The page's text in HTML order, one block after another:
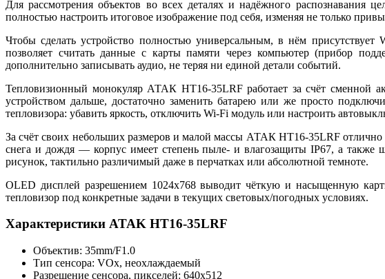
Для рассмотрения объектов во всех деталях и надёжного распознавания
полностью настроить итоговое изображение под себя, изменяя не только
Чтобы сделать устройство полностью универсальным, в нём
позволяет считать данные с карты памяти через компьютер (прибор
дополнительно записывать аудио, не теряя ни единой детали событий.
Тепловизионный монокуляр АТАК HT16-35LRF работает за счёт сменной
устройством дальше, достаточно заменить батарею или же просто
тепловизора: убавить яркость, отключить Wi-Fi модуль или настроить
За счёт своих небольших размеров и малой массы АТАК HT16-35LRF
снега и дождя — корпус имеет степень пыле- и влагозащиты IP67, а
рисунок, тактильно различимый даже в перчатках или абсолютной темноте.
OLED дисплей разрешением 1024х768 выводит чёткую и насыщенную
тепловизор под конкретные задачи в текущих световых/погодных условиях.
Характеристики ATAK HT16-35LRF
Объектив: 35mm/F1.0
Тип сенсора: VOx, неохлаждаемый
Разрешение сенсора, пикселей: 640x512